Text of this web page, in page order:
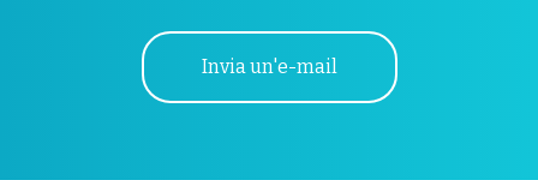
Invia un'e-mail